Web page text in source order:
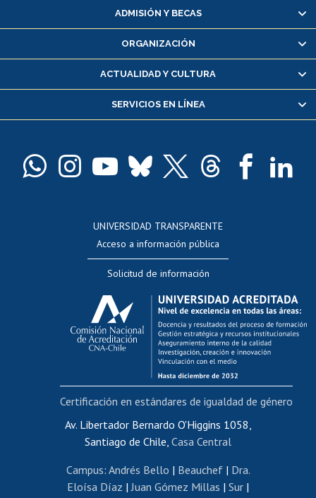
Matrícula en línea
Inscripción y cambio de asignaturas
Consulta y certificado de notas
Servicio médico y dental
Pago de arancel y crédito alumnos
Docentes
Evaluación docente
Calificación académica
Postulación al AUCAI
Funcionarias/os
Cursos internos de capacitación
Bienestar del personal
Portal de movilidad interna
Certificado de renta
Certificado de renta honorarios
Editar páginas blancas
ADMISIÓN Y BECAS
ORGANIZACIÓN
ACTUALIDAD Y CULTURA
SERVICIOS EN LÍNEA
UNIVERSIDAD TRANSPARENTE
Acceso a información pública
Solicitud de información
Av. Libertador Bernardo O'Higgins 1058,
Santiago de Chile, Casa Central
Campus: Andrés Bello | Beauchef| Dra.
Eloísa Díaz |Juan Gómez Millas | Sur |
Certificación en estándares de igualdad de género